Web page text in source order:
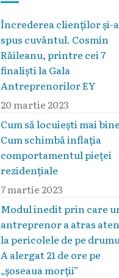
Încrederea clienților și-a
spus cuvântul. Cosmin
Răileanu, printre cei 7
finaliști la Gala
Antreprenorilor EY
20 martie 2023
Cum să locuieşti mai
Cum schimbă inflaţia
comportamentul pieţei
rezidenţiale
7 martie 2023
Modul inedit prin care
antreprenor a atras
la pericolele de pe
A alergat 21 de ore pe
„șoseaua morții”